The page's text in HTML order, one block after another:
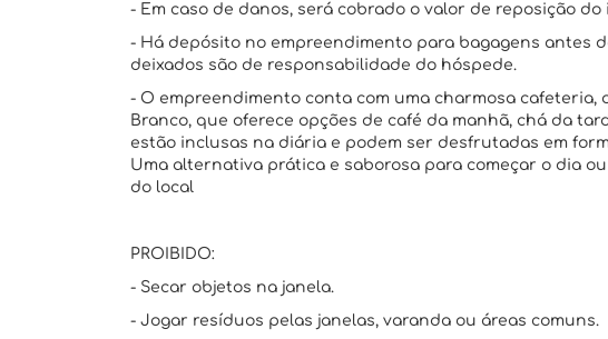
- Em caso de danos, será cobrado o valor de reposição
- Há depósito no empreendimento para bagagens antes
deixados são de responsabilidade do hóspede.
- O empreendimento conta com uma charmosa cafeteria,
Branco, que oferece opções de café da manhã, chá da
estão inclusas na diária e podem ser desfrutadas em
Uma alternativa prática e saborosa para começar o dia
do local
PROIBIDO:
- Secar objetos na janela.
- Jogar resíduos pelas janelas, varanda ou áreas comuns.